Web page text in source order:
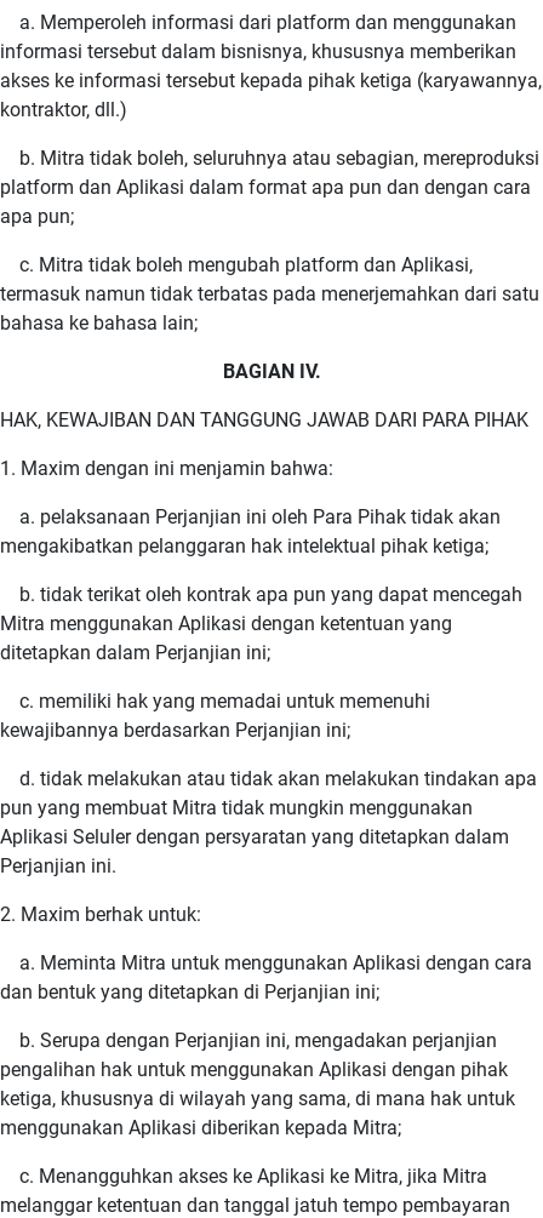
a. Memperoleh informasi dari platform dan menggunakan
informasi tersebut dalam bisnisnya, khususnya memberikan
akses ke informasi tersebut kepada pihak ketiga (karyawannya,
kontraktor, dll.)
b. Mitra tidak boleh, seluruhnya atau sebagian, mereproduksi
platform dan Aplikasi dalam format apa pun dan dengan cara
apa pun;
c. Mitra tidak boleh mengubah platform dan Aplikasi,
termasuk namun tidak terbatas pada menerjemahkan dari satu
bahasa ke bahasa lain;
BAGIAN IV.
HAK, KEWAJIBAN DAN TANGGUNG JAWAB DARI PARA PIHAK
1. Maxim dengan ini menjamin bahwa:
a. pelaksanaan Perjanjian ini oleh Para Pihak tidak akan
mengakibatkan pelanggaran hak intelektual pihak ketiga;
b. tidak terikat oleh kontrak apa pun yang dapat mencegah
Mitra menggunakan Aplikasi dengan ketentuan yang
ditetapkan dalam Perjanjian ini;
c. memiliki hak yang memadai untuk memenuhi
kewajibannya berdasarkan Perjanjian ini;
d. tidak melakukan atau tidak akan melakukan tindakan apa
pun yang membuat Mitra tidak mungkin menggunakan
Aplikasi Seluler dengan persyaratan yang ditetapkan dalam
Perjanjian ini.
2. Maxim berhak untuk:
a. Meminta Mitra untuk menggunakan Aplikasi dengan cara
dan bentuk yang ditetapkan di Perjanjian ini;
b. Serupa dengan Perjanjian ini, mengadakan perjanjian
pengalihan hak untuk menggunakan Aplikasi dengan pihak
ketiga, khususnya di wilayah yang sama, di mana hak untuk
menggunakan Aplikasi diberikan kepada Mitra;
c. Menangguhkan akses ke Aplikasi ke Mitra, jika Mitra
melanggar ketentuan dan tanggal jatuh tempo pembayaran